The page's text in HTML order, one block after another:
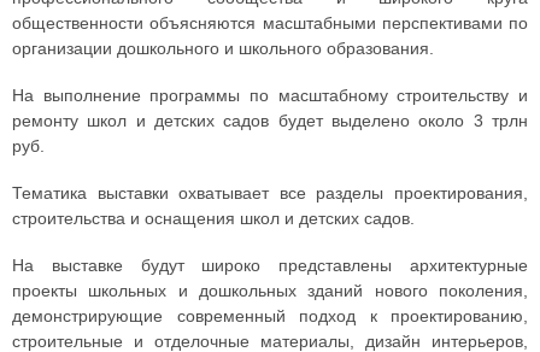
общественности объясняются масштабными перспективами по
организации дошкольного и школьного образования.
На выполнение программы по масштабному строительству и
ремонту школ и детских садов будет выделено около 3 трлн
руб.
Тематика выставки охватывает все разделы проектирования,
строительства и оснащения школ и детских садов.
На выставке будут широко представлены архитектурные
проекты школьных и дошкольных зданий нового поколения,
демонстрирующие современный подход к проектированию,
строительные и отделочные материалы, дизайн интерьеров,